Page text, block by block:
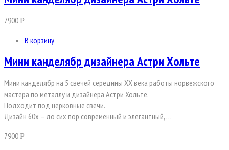
7900Р
В корзину
Мини канделябр дизайнера Астри Хольте
Мини канделябр на 5 свечей середины ХХ века работы норвежского
мастера по металлу и дизайнера Астри Хольте.
Подходит под церковные свечи.
Дизайн 60х – до сих пор современный и элегантный, …
7900Р